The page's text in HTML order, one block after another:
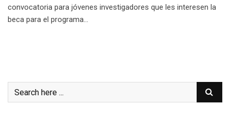
convocatoria para jóvenes investigadores que les interesen la
beca para el programa…